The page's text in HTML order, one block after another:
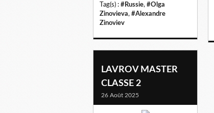
Tag(s) : #Russie, #Olga
Zinovieva, #Alexandre
Zinoviev
LAVROV MASTER
CLASSE 2
26 Août 2025